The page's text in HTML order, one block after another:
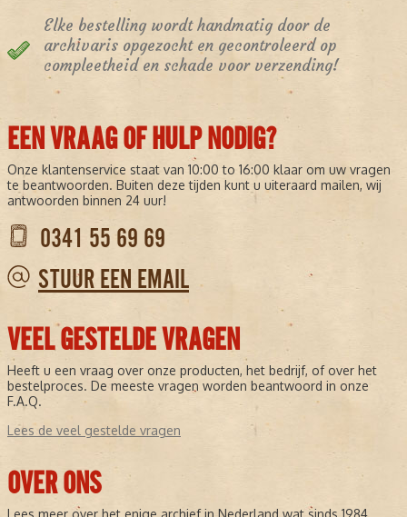
Elke bestelling wordt handmatig door de
archivaris opgezocht en gecontroleerd op
compleetheid en schade voor verzending!
EEN VRAAG OF HULP NODIG?
Onze klantenservice staat van 10:00 to 16:00 klaar om uw vragen
te beantwoorden. Buiten deze tijden kunt u uiteraard mailen, wij
antwoorden binnen 24 uur!
0341 55 69 69
STUUR EEN EMAIL
VEEL GESTELDE VRAGEN
Heeft u een vraag over onze producten, het bedrijf, of over het
bestelproces. De meeste vragen worden beantwoord in onze
F.A.Q.
Lees de veel gestelde vragen
OVER ONS